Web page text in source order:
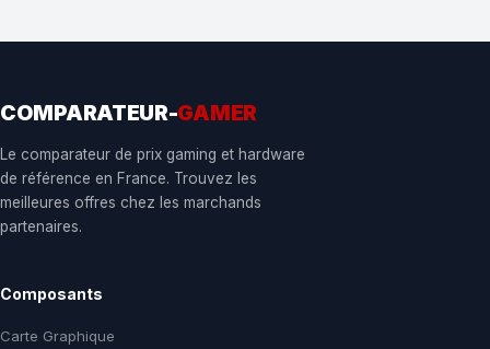
COMPARATEUR-GAMER
Le comparateur de prix gaming et hardware
de référence en France. Trouvez les
meilleures offres chez les marchands
partenaires.
Composants
Carte Graphique